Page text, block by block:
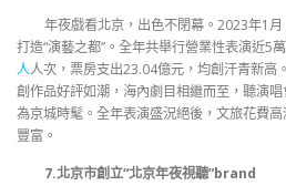
年夜戲看北京，出色不閉幕。2023年1
打造“演藝之都”。全年共舉行營業性表演近5
人人次，票房支出23.04億元，均創汗青新高
創作品好評如潮，海內劇目相繼而至，聽演
為京城時髦。全年表演盛況絕後，文旅花費
豐富。
7.北京市創立“北京年夜視聽”brand